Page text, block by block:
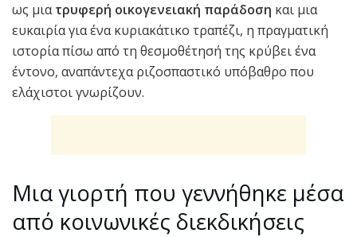
ως μιατρυφερή οικογενειακή παράδοση και μια
ευκαιρία για ένα κυριακάτικο τραπέζι, η πραγματική
ιστορία πίσω από τη θεσμοθέτησή της κρύβει ένα
έντονο, αναπάντεχα ριζοσπαστικό υπόβαθρο που
ελάχιστοι γνωρίζουν.
Μια γιορτή που γεννήθηκε μέσα
από κοινωνικές διεκδικήσεις